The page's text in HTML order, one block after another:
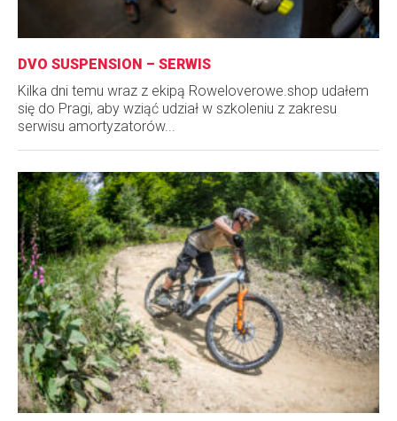
DVO SUSPENSION – SERWIS
Kilka dni temu wraz z ekipą Roweloverowe.shop udałem
się do Pragi, aby wziąć udział w szkoleniu z zakresu
serwisu amortyzatorów...